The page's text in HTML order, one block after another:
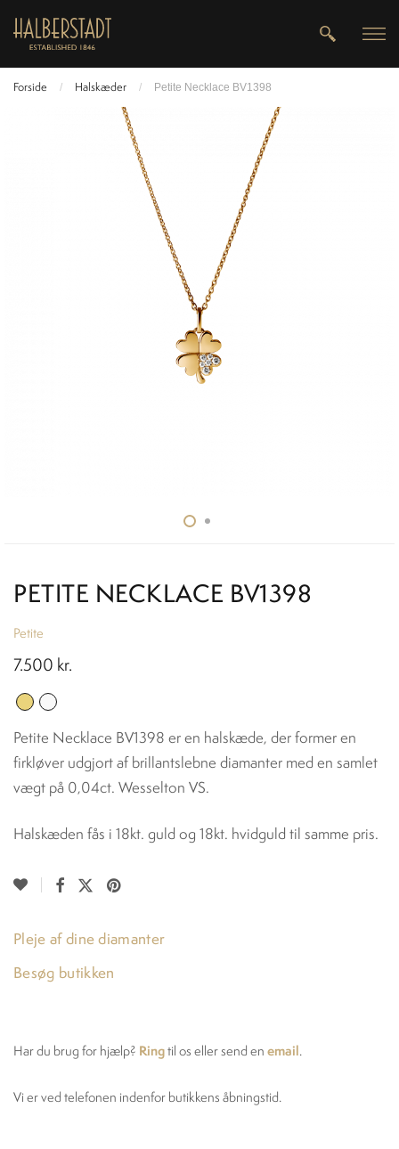
Forside / Halskæder / Petite Necklace BV1398
PETITE NECKLACE BV1398
Petite
7.500 kr.
Petite Necklace BV1398 er en halskæde, der former en
firkløver udgjort af brillantslebne diamanter med en samlet
vægt på 0,04ct. Wesselton VS.
Halskæden fås i 18kt. guld og 18kt. hvidguld til samme pris.
Pleje af dine diamanter
Besøg butikken
Har du brug for hjælp? Ringtil os eller send en email.
Vi er ved telefonen indenfor butikkens åbningstid.